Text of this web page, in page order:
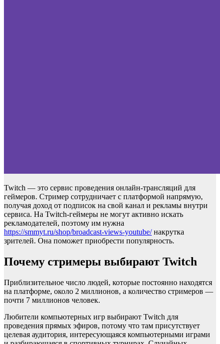
Twitch — это сервис проведения онлайн-трансляций для
геймеров. Стример сотрудничает с платформой напрямую,
получая доход от подписок на свой канал и рекламы внутри
сервиса. На Twitch-геймеры не могут активно искать
рекламодателей, поэтому им нужна
https://smmyt.ru/shop/broadcast-views-youtube/накрутка
зрителей. Она поможет приобрести популярность.
Почему стримеры выбирают Twitch
Приблизительное число людей, которые постоянно находятся
на платформе, около 2 миллионов, а количество стримеров —
почти 7 миллионов человек.
Любители компьютерных игр выбирают Twitch для
проведения прямых эфиров, потому что там присутствует
целевая аудитория, интересующаяся компьютерными играми